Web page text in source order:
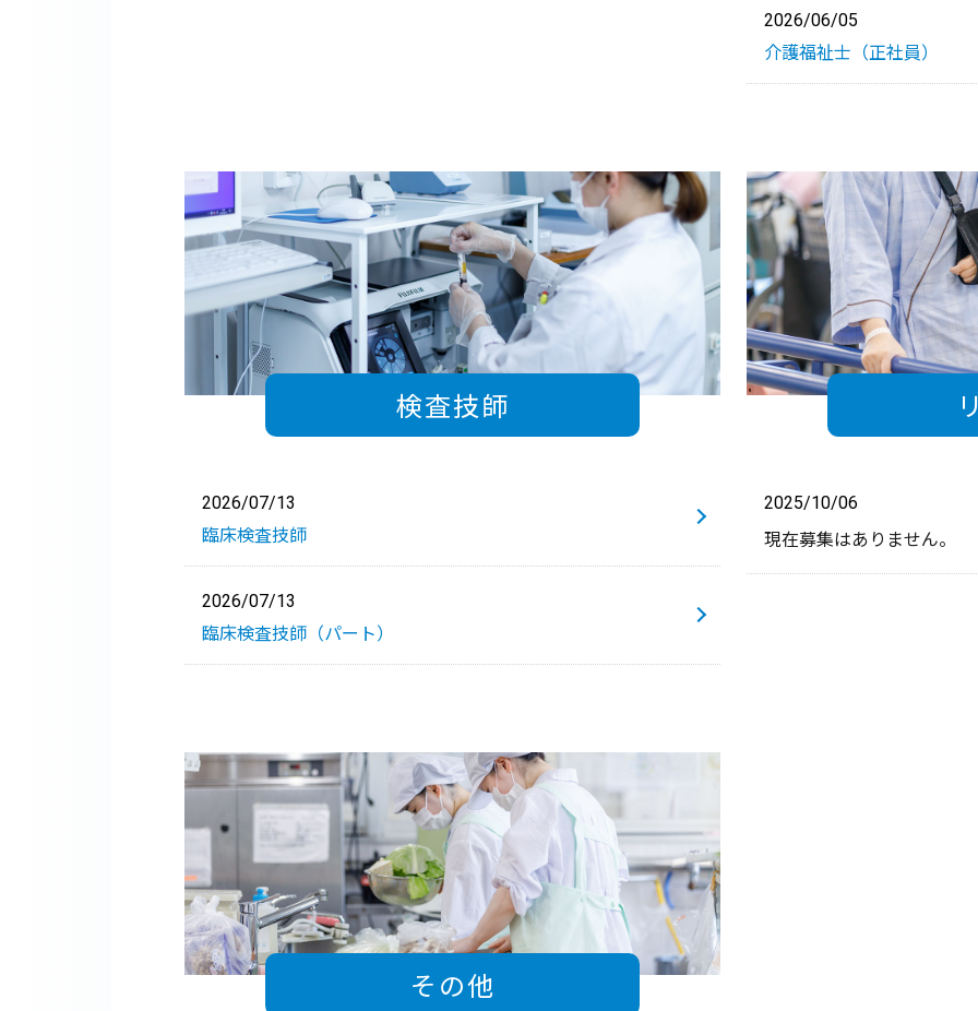
2026/06/05
介護福祉士（正社員）
検査技師
2026/07/13
臨床検査技師
2026/07/13
臨床検査技師（パート）
2025/10/06
現在募集はありません。
その他